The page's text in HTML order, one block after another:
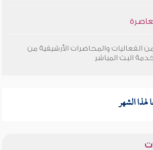
رمضانية 1444هـ
الفعاليات والمحاضرات الأرشيفية من
البث المباشر
لهذا الشهر